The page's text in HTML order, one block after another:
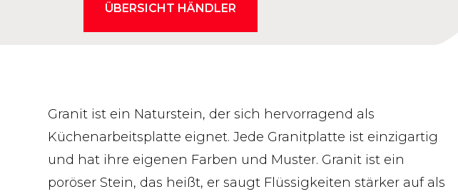
ÜBERSICHT HÄNDLER
Granit ist ein Naturstein, der sich hervorragend als
Küchenarbeitsplatte eignet. Jede Granitplatte ist einzigartig
und hat ihre eigenen Farben und Muster. Granit ist ein
poröser Stein, das heißt, er saugt Flüssigkeiten stärker auf als